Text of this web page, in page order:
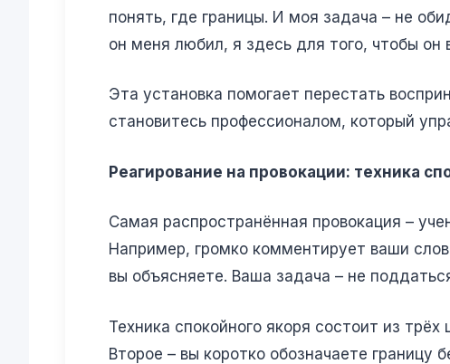
понять, где границы. И моя задача – не
он меня любил, я здесь для того, чтобы он
Эта установка помогает перестать
становитесь профессионалом, который
Реагирование на провокации: техника
Самая распространённая провокация –
Например, громко комментирует ваши
вы объясняете. Ваша задача – не
Техника спокойного якоря состоит из
Второе – вы коротко обозначаете